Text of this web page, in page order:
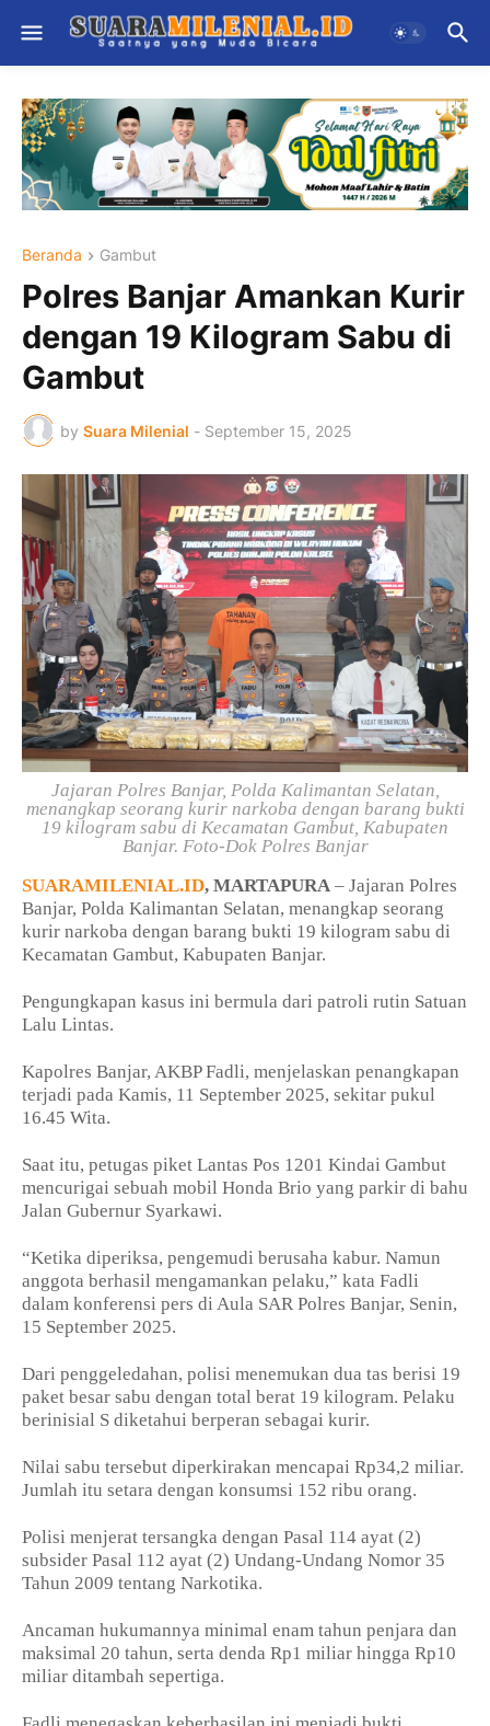
Beranda Gambut
Polres Banjar Amankan Kurir
dengan 19 Kilogram Sabu di
Gambut
by Suara Milenial - September 15, 2025
Jajaran Polres Banjar, Polda Kalimantan Selatan,
menangkap seorang kurir narkoba dengan barang bukti
19 kilogram sabu di Kecamatan Gambut, Kabupaten
Banjar. Foto-Dok Polres Banjar
SUARAMILENIAL.ID, MARTAPURA – Jajaran Polres
Banjar, Polda Kalimantan Selatan, menangkap seorang
kurir narkoba dengan barang bukti 19 kilogram sabu di
Kecamatan Gambut, Kabupaten Banjar.
Pengungkapan kasus ini bermula dari patroli rutin Satuan
Lalu Lintas.
Kapolres Banjar, AKBP Fadli, menjelaskan penangkapan
terjadi pada Kamis, 11 September 2025, sekitar pukul
16.45 Wita.
Saat itu, petugas piket Lantas Pos 1201 Kindai Gambut
mencurigai sebuah mobil Honda Brio yang parkir di bahu
Jalan Gubernur Syarkawi.
“Ketika diperiksa, pengemudi berusaha kabur. Namun
anggota berhasil mengamankan pelaku,” kata Fadli
dalam konferensi pers di Aula SAR Polres Banjar, Senin,
15 September 2025.
Dari penggeledahan, polisi menemukan dua tas berisi 19
paket besar sabu dengan total berat 19 kilogram. Pelaku
berinisial S diketahui berperan sebagai kurir.
Nilai sabu tersebut diperkirakan mencapai Rp34,2 miliar.
Jumlah itu setara dengan konsumsi 152 ribu orang.
Polisi menjerat tersangka dengan Pasal 114 ayat (2)
subsider Pasal 112 ayat (2) Undang-Undang Nomor 35
Tahun 2009 tentang Narkotika.
Ancaman hukumannya minimal enam tahun penjara dan
maksimal 20 tahun, serta denda Rp1 miliar hingga Rp10
miliar ditambah sepertiga.